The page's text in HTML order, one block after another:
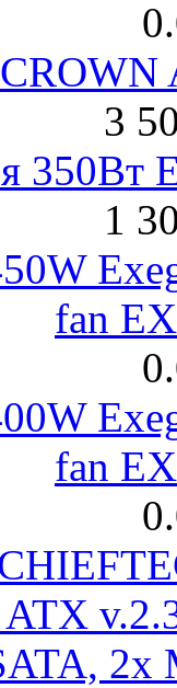
3
350Вт
1
fan
fan
2x